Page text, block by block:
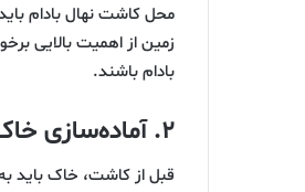
محل کاشت نهال بادام
زمین از اهمیت بالایی
بادام باشند.
۲. آماده‌سازی خاک